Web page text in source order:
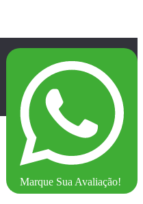
Marque Sua Avaliação!